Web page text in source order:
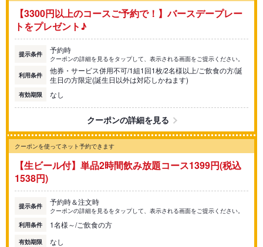
【3300円以上のコースご予約で！】バースデープレー
トをプレゼント♪
提示条件 予約時
クーポンの詳細を見るをタップして、表示される画面をご提示ください。
利用条件
他券・サービス併用不可/1組1回1枚/2名様以上/ご飲食の方/誕
生日の方限定(誕生日以外は対応しかねます)
有効期限 なし
クーポンの詳細を見る
クーポンを使ってネット予約できます
【生ビール付】単品2時間飲み放題コース1399円(税込
1538円)
提示条件 予約時＆注文時
クーポンの詳細を見るをタップして、表示される画面をご提示ください。
利用条件
1名様～/ご飲食の方
有効期限 なし